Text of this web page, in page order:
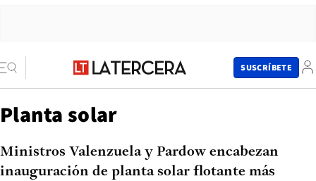
SUSCRÍBETE
Planta solar
Ministros Valenzuela y Pardow encabezan
inauguración de planta solar flotante más